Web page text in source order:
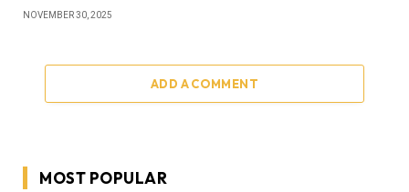
NOVEMBER 30, 2025
ADD A COMMENT
MOST POPULAR